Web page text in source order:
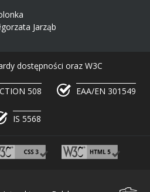
Jarząb
dostępności oraz W3C
508 EAA/EN 301549
IS 5568